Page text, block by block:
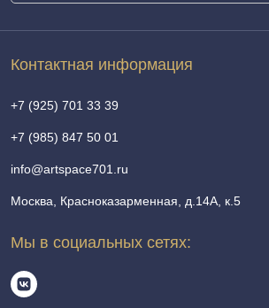
Контактная информация
+7 (925) 701 33 39
+7 (985) 847 50 01
info@artspace701.ru
Москва, Красноказарменная, д.14А, к.5
Мы в социальных сетях: